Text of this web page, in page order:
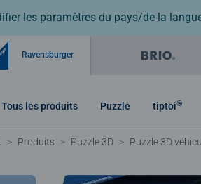
les paramètres du pays/de la
Ravensburger
Tous les produits Puzzle tiptoi®
Produits Puzzle 3D Puzzle 3D